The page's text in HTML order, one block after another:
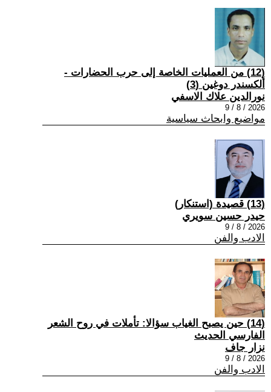
(12) من العمليات الخاصة إلى حرب الحضارات -
ألكسندر دوغين (3)
نورالدين علاك الاسفي
2026 / 8 / 9
مواضيع وابحاث سياسية
(13) قصيدة (استنكار)
حيدر حسين سويري
2026 / 8 / 9
الادب والفن
(14) حين يصبح الغياب سؤالا: تأملات في روح الشعر
الفارسي الحديث
نزار جاف
2026 / 8 / 9
الادب والفن